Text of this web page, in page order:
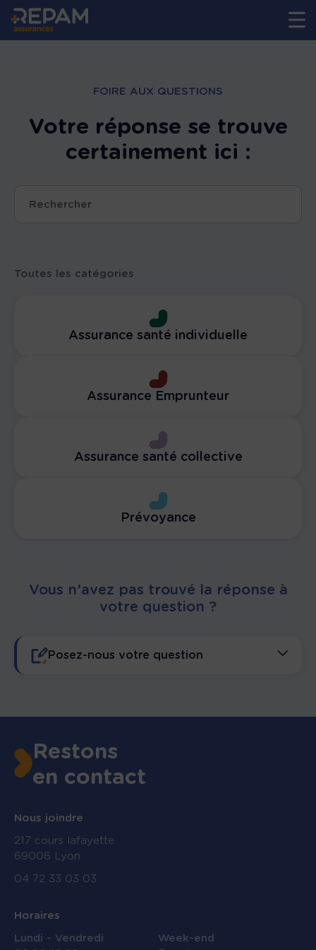
FOIRE AUX QUESTIONS
Votre réponse se trouve
certainement ici :
Toutes les catégories
Assurance santé individuelle
Assurance Emprunteur
Assurance santé collective
Prévoyance
Vous n’avez pas trouvé la réponse à
votre question ?
Posez-nous votre question
J’accepte les conditions de la
confidentialité
Restons
en contact
Nous joindre
217 cours lafayette
69006 Lyon
04 72 33 03 03
Horaires
Lundi - Vendredi
Week-end